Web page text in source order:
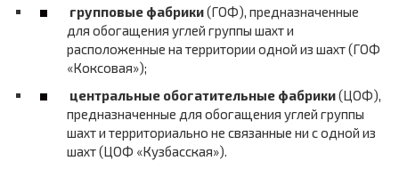
групповые фабрики(ГОФ), предназначенные
для обогащения углей группы шахт и
расположенные на территории одной из шахт (ГОФ
«Коксовая»);
центральные обогатительные фабрики(ЦОФ),
предназначенные для обогащения углей группы
шахт и территориально не связанные ни с одной из
шахт (ЦОФ «Кузбасская»).